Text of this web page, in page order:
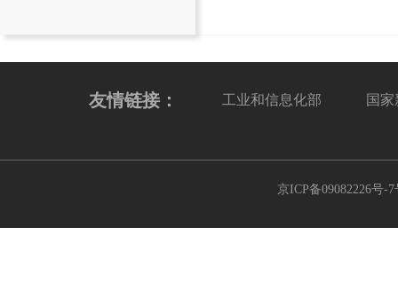
友情链接： 工业和信息化部 国
京ICP备09082226号-7